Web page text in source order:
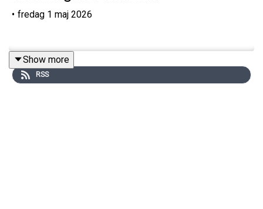
• fredag 1 maj 2026
Show more
RSS